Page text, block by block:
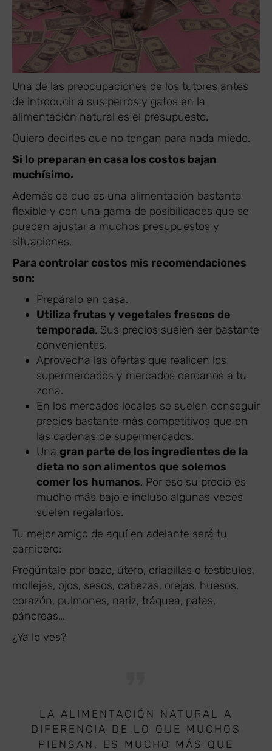
Una de las preocupaciones de los tutores antes
de introducir a sus perros y gatos en la
alimentación natural es el presupuesto.
Quiero decirles que no tengan para nada miedo.
Si lo preparan en casa los costos bajan
muchísimo.
Además de que es una alimentación bastante
flexible y con una gama de posibilidades que se
pueden ajustar a muchos presupuestos y
situaciones.
Para controlar costos mis recomendaciones
son:
Prepáralo en casa.
Utiliza frutas y vegetales frescos de
temporada. Sus precios suelen ser bastante
convenientes.
Aprovecha las ofertas que realicen los
supermercados y mercados cercanos a tu
zona.
En los mercados locales se suelen conseguir
precios bastante más competitivos que en
las cadenas de supermercados.
Una gran parte de los ingredientes de la
dieta no son alimentos que solemos
comer los humanos. Por eso su precio es
mucho más bajo e incluso algunas veces
suelen regalarlos.
Tu mejor amigo de aquí en adelante será tu
carnicero:
Pregúntale por bazo, útero, criadillas o testículos,
mollejas, ojos, sesos, cabezas, orejas, huesos,
corazón, pulmones, nariz, tráquea, patas,
páncreas…
¿Ya lo ves?
LA ALIMENTACIÓN NATURAL A
DIFERENCIA DE LO QUE MUCHOS
PIENSAN, ES MUCHO MÁS QUE